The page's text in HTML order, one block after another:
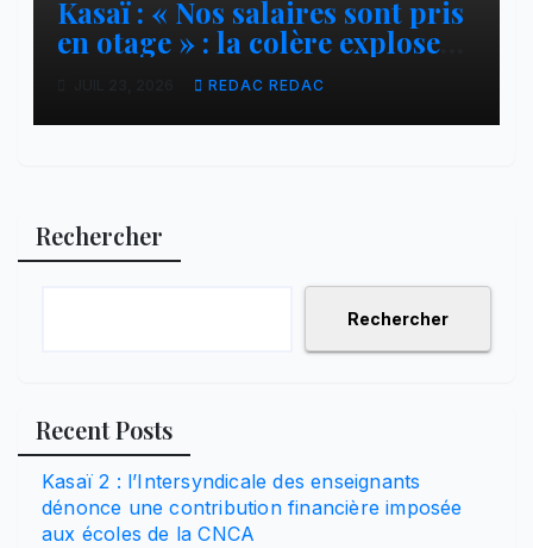
Kasaï : « Nos salaires sont pris
en otage » : la colère explose
contre ADVANS Banque à
Tshikapa REDAC REDAC
Rechercher
Rechercher
Recent Posts
Kasaï 2 : l’Intersyndicale des enseignants
dénonce une contribution financière imposée
aux écoles de la CNCA